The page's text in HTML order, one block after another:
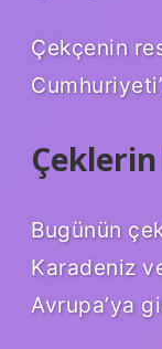
Çekçenin
Bugünün
Karadeniz
Avrupa’ya